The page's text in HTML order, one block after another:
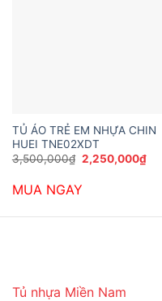
TỦ ÁO TRẺ EM NHỰA CHIN
HUEI TNE02XDT
3,500,000₫ Giá
gốc
3,500,000₫.
2,250,000₫Giá
hiện
MUA NGAY
Tủ nhựa Miền Nam